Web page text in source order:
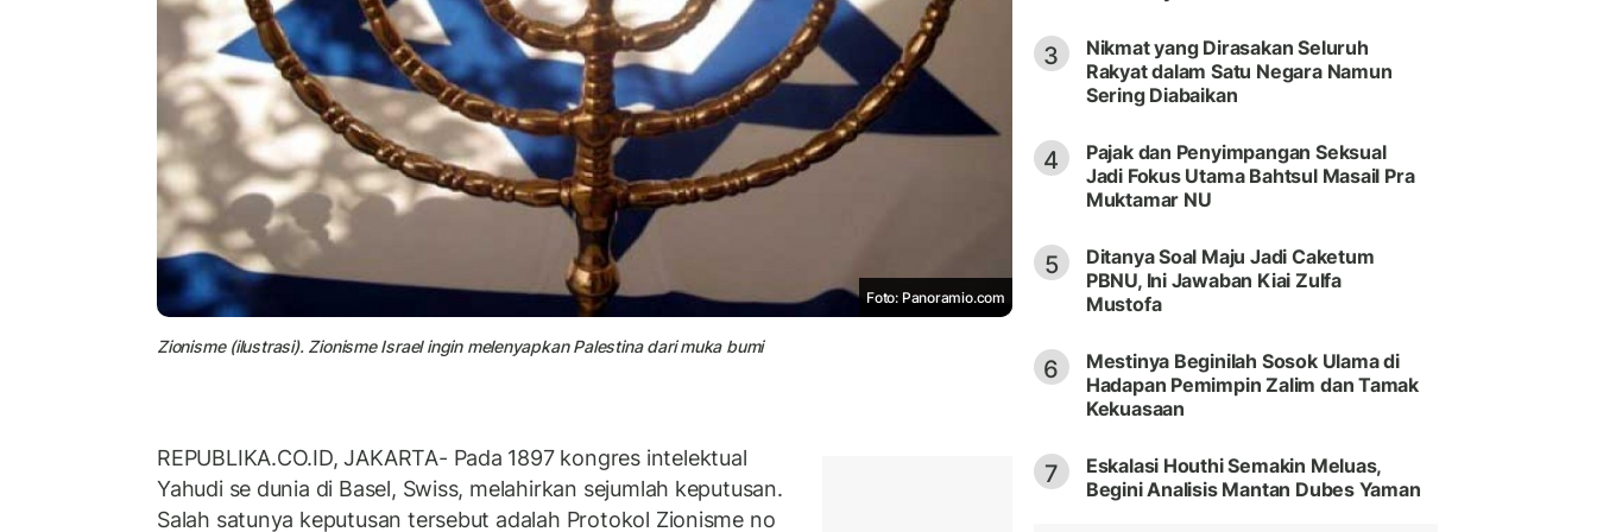
Foto: Panoramio.com
Zionisme (ilustrasi). Zionisme Israel ingin melenyapkan Palestina dari muka bumi
REPUBLIKA.CO.ID, JAKARTA- Pada 1897 kongres intelektual
Yahudi se dunia di Basel, Swiss, melahirkan sejumlah keputusan.
Salah satunya keputusan tersebut adalah Protokol Zionisme no
3
Nikmat yang Dirasakan Seluruh
Rakyat dalam Satu Negara Namun
Sering Diabaikan
4
Pajak dan Penyimpangan Seksual
Jadi Fokus Utama Bahtsul Masail Pra
Muktamar NU
5
Ditanya Soal Maju Jadi Caketum
PBNU, Ini Jawaban Kiai Zulfa
Mustofa
6
Mestinya Beginilah Sosok Ulama di
Hadapan Pemimpin Zalim dan Tamak
Kekuasaan
7
Eskalasi Houthi Semakin Meluas,
Begini Analisis Mantan Dubes Yaman